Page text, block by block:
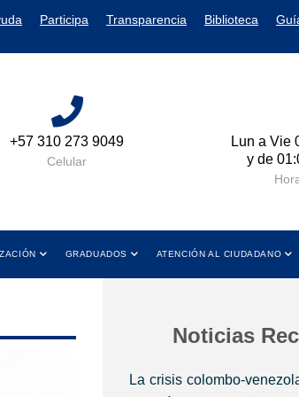
Participa Transparencia Biblioteca
+57 310 273 9049
Celular
Lun a Vie
y de
GRADUADOS ATENCIÓN AL CIUDADANO
Noticias
La crisis colombo-